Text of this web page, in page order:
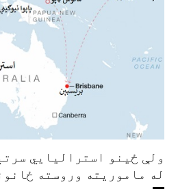
ولې ځينو استرالیايي
له ماموریته وروسته